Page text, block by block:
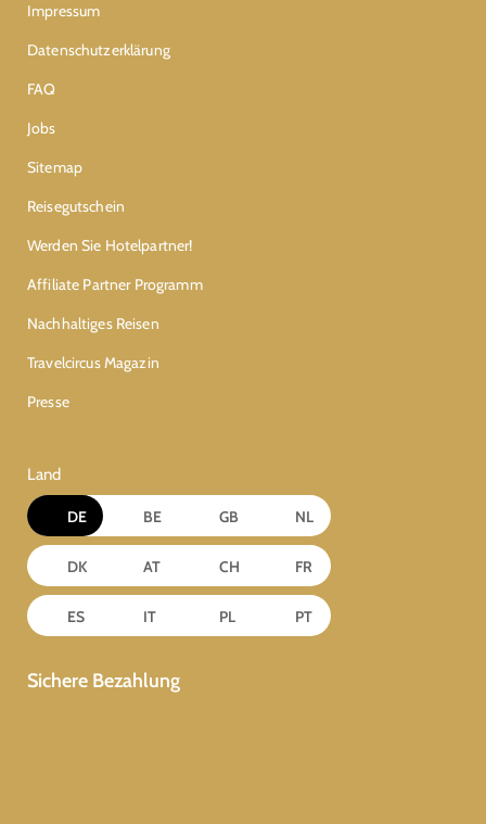
Impressum
Datenschutzerklärung
FAQ
Jobs
Sitemap
Reisegutschein
Werden Sie Hotelpartner!
Affiliate Partner Programm
Nachhaltiges Reisen
Travelcircus Magazin
Presse
Land
DE BE GB NL
DK AT CH FR
ES IT PL PT
Sichere Bezahlung